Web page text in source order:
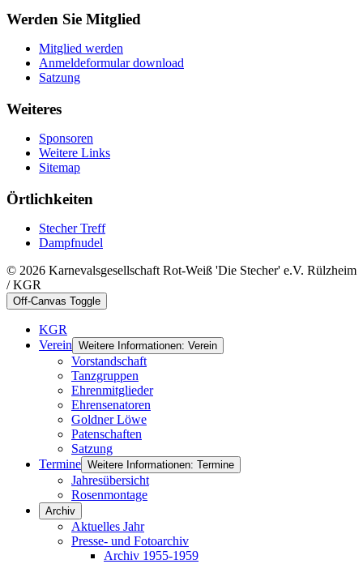
Werden Sie Mitglied
Mitglied werden
Anmeldeformular download
Satzung
Weiteres
Sponsoren
Weitere Links
Sitemap
Örtlichkeiten
Stecher Treff
Dampfnudel
© 2026 Karnevalsgesellschaft Rot-Weiß 'Die Stecher' e.V. Rülzheim
/ KGR
Off-Canvas Toggle
KGR
Verein Weitere Informationen: Verein
Vorstandschaft
Tanzgruppen
Ehrenmitglieder
Ehrensenatoren
Goldner Löwe
Patenschaften
Satzung
Termine Weitere Informationen: Termine
Jahresübersicht
Rosenmontage
Archiv
Aktuelles Jahr
Presse- und Fotoarchiv
Archiv 1955-1959